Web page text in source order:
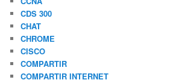
CDS 300
CHAT
CHROME
CISCO
COMPARTIR
COMPARTIR INTERNET